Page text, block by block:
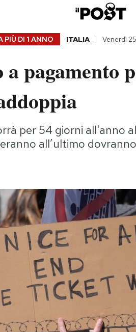
PIÙ DI 1 ANNO ITALIA Venerdì
pagamento
per 54 giorni all'anno
all’ultimo